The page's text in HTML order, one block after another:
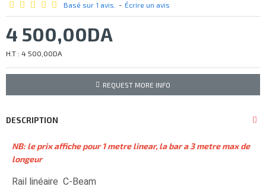
Basé sur 1 avis. - Écrire un avis
4 500,00DA
H.T : 4 500,00DA
REQUEST MORE INFO
DESCRIPTION
NB: le prix affiche pour 1 metre linear, la bar a 3 metre max de
longeur
Rail linéaire C-Beam